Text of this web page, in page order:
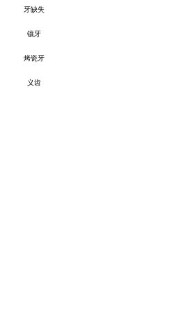
牙缺失
镶牙
烤瓷牙
义齿